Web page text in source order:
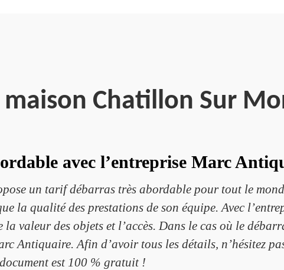
Chatillon Sur
avec l’entreprise Marc
un tarif débarras très abordable pour tout le
la qualité des prestations de son équipe. Avec
valeur des objets et l’accès. Dans le cas où le
Antiquaire. Afin d’avoir tous les détails, n’hésitez
est 100 % gratuit !